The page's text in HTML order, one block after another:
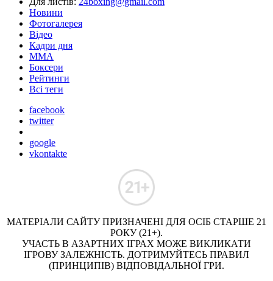
Новини
Фотогалерея
Відео
Кадри дня
ММА
Боксери
Рейтинги
Всі теги
facebook
twitter
google
vkontakte
МАТЕРІАЛИ САЙТУ ПРИЗНАЧЕНІ ДЛЯ ОСІБ СТАРШЕ 21
РОКУ (21+).
УЧАСТЬ В АЗАРТНИХ ІГРАХ МОЖЕ ВИКЛИКАТИ
ІГРОВУ ЗАЛЕЖНІСТЬ. ДОТРИМУЙТЕСЬ ПРАВИЛ
(ПРИНЦИПІВ) ВІДПОВІДАЛЬНОЇ ГРИ.